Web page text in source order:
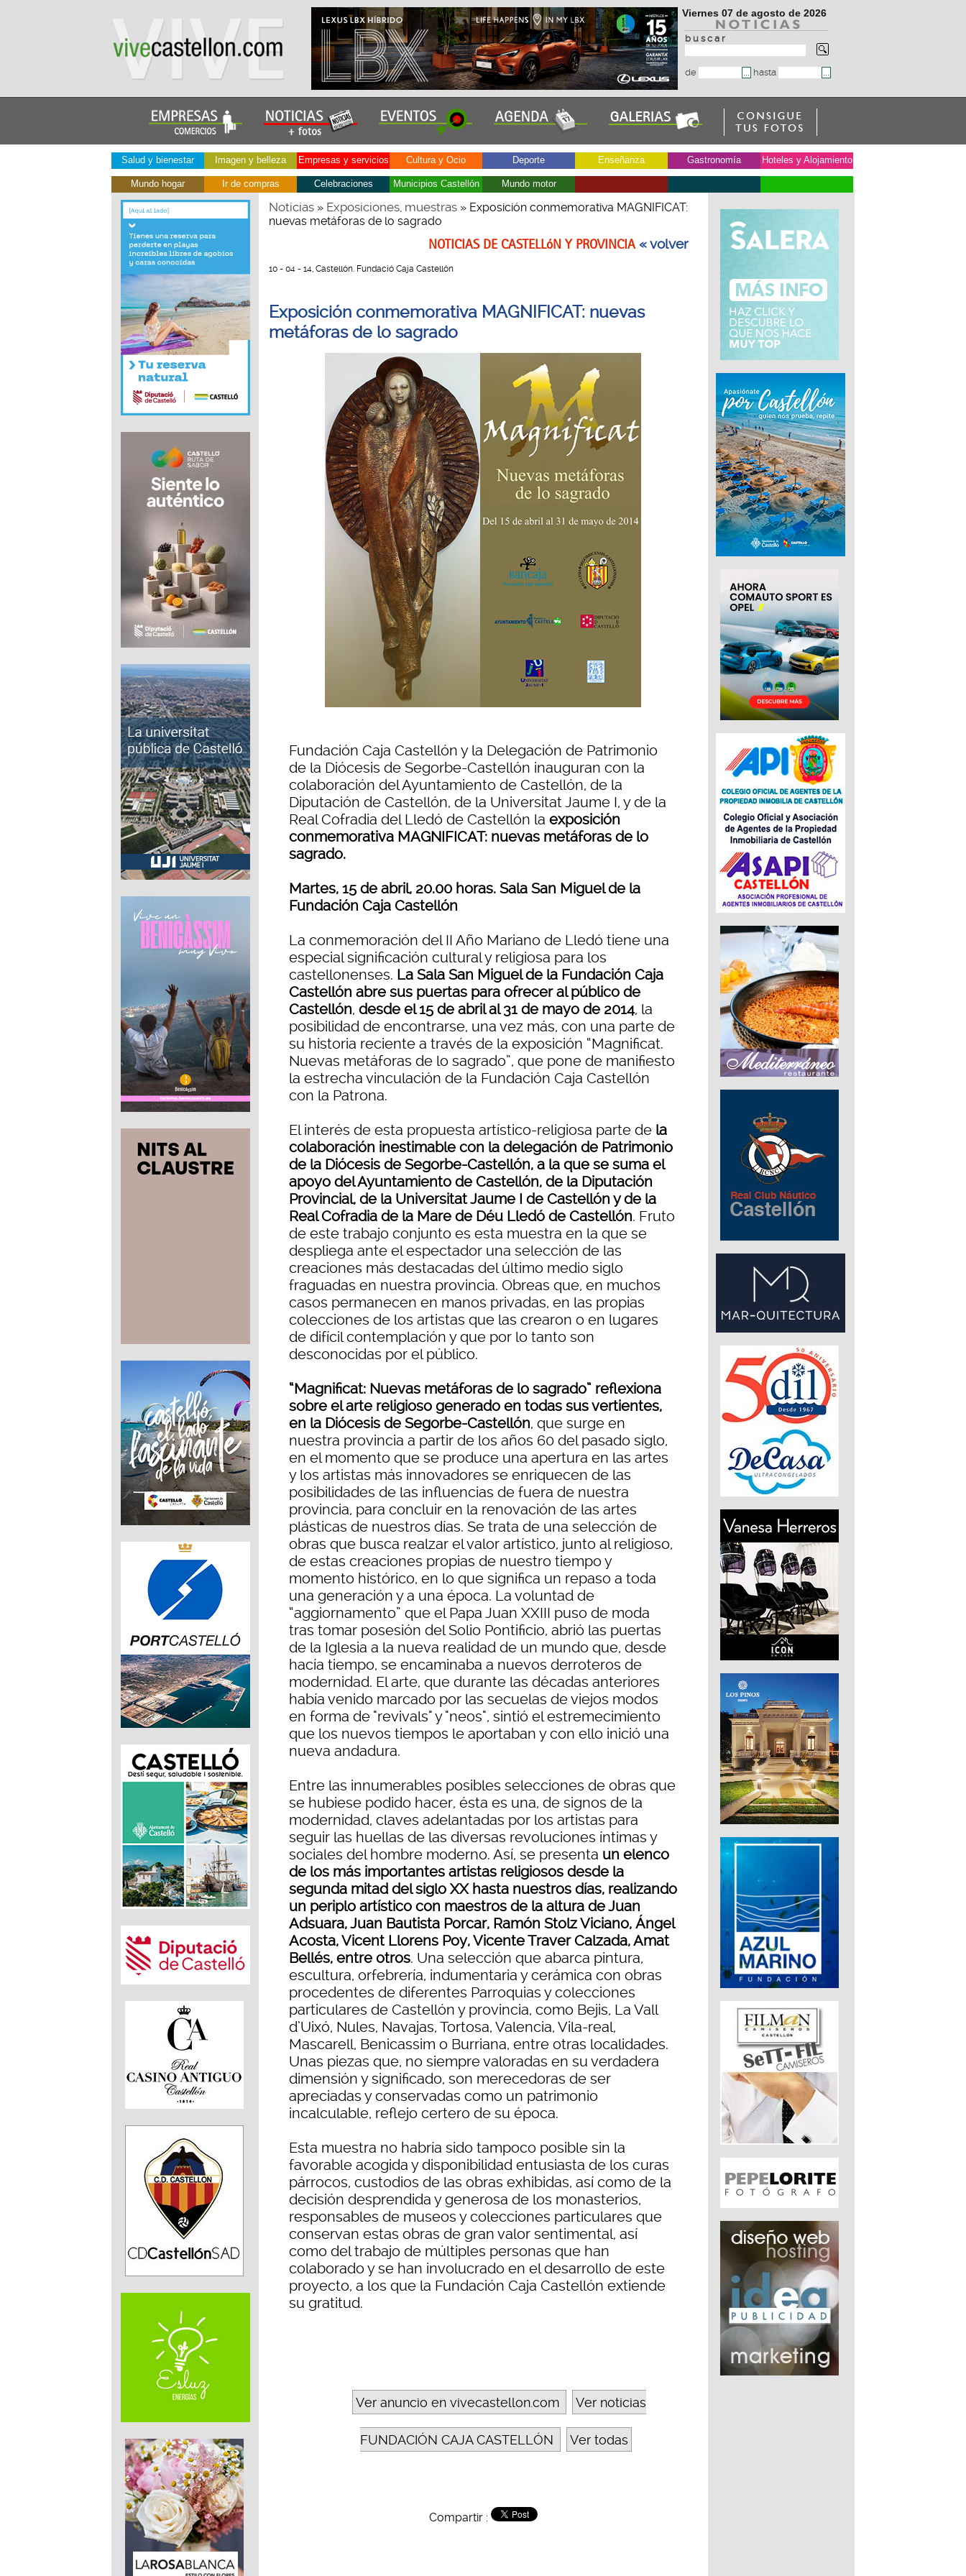
Viernes 07 de agosto de 2026
b u s c a r
de hasta
Salud y bienestar Imagen y belleza Empresas y servicios Cultura y Ocio Deporte Enseñanza Gastronomía Hoteles y Alojamiento
Mundo hogar Ir de compras Celebraciones Municipios Castellón Mundo motor
Noticias» Exposiciones, muestras» Exposición conmemorativa MAGNIFICAT:
nuevas metáforas de lo sagrado
NOTICIAS DE CASTELLóN Y PROVINCIA« volver
10 - 04 - 14, Castellón. Fundació Caja Castellón
Exposición conmemorativa MAGNIFICAT: nuevas
metáforas de lo sagrado
Fundación Caja Castellón y la Delegación de Patrimonio
de la Diócesis de Segorbe-Castellón inauguran con la
colaboración del Ayuntamiento de Castellón, de la
Diputación de Castellón, de la Universitat Jaume I, y de la
Real Cofradia del Lledó de Castellón la exposición
conmemorativa MAGNIFICAT: nuevas metáforas de lo
sagrado.
Martes, 15 de abril, 20.00 horas. Sala San Miguel de la
Fundación Caja Castellón
La conmemoración del II Año Mariano de Lledó tiene una
especial significación cultural y religiosa para los
castellonenses. La Sala San Miguel de la Fundación Caja
Castellón abre sus puertas para ofrecer al público de
Castellón, desde el 15 de abril al 31 de mayo de 2014, la
posibilidad de encontrarse, una vez más, con una parte de
su historia reciente a través de la exposición “Magnificat.
Nuevas metáforas de lo sagrado”, que pone de manifiesto
la estrecha vinculación de la Fundación Caja Castellón
con la Patrona.
El interés de esta propuesta artístico-religiosa parte de la
colaboración inestimable con la delegación de Patrimonio
de la Diócesis de Segorbe-Castellón, a la que se suma el
apoyo del Ayuntamiento de Castellón, de la Diputación
Provincial, de la Universitat Jaume I de Castellón y de la
Real Cofradia de la Mare de Déu Lledó de Castellón. Fruto
de este trabajo conjunto es esta muestra en la que se
despliega ante el espectador una selección de las
creaciones más destacadas del último medio siglo
fraguadas en nuestra provincia. Obreas que, en muchos
casos permanecen en manos privadas, en las propias
colecciones de los artistas que las crearon o en lugares
de difícil contemplación y que por lo tanto son
desconocidas por el público.
“Magnificat: Nuevas metáforas de lo sagrado” reflexiona
sobre el arte religioso generado en todas sus vertientes,
en la Diócesis de Segorbe-Castellón, que surge en
nuestra provincia a partir de los años 60 del pasado siglo,
en el momento que se produce una apertura en las artes
y los artistas más innovadores se enriquecen de las
posibilidades de las influencias de fuera de nuestra
provincia, para concluir en la renovación de las artes
plásticas de nuestros días. Se trata de una selección de
obras que busca realzar el valor artístico, junto al religioso,
de estas creaciones propias de nuestro tiempo y
momento histórico, en lo que significa un repaso a toda
una generación y a una época. La voluntad de
“aggiornamento” que el Papa Juan XXIII puso de moda
tras tomar posesión del Solio Pontificio, abrió las puertas
de la Iglesia a la nueva realidad de un mundo que, desde
hacía tiempo, se encaminaba a nuevos derroteros de
modernidad. El arte, que durante las décadas anteriores
había venido marcado por las secuelas de viejos modos
en forma de "revivals" y "neos", sintió el estremecimiento
que los nuevos tiempos le aportaban y con ello inició una
nueva andadura.
Entre las innumerables posibles selecciones de obras que
se hubiese podido hacer, ésta es una, de signos de la
modernidad, claves adelantadas por los artistas para
seguir las huellas de las diversas revoluciones íntimas y
sociales del hombre moderno. Así, se presenta un elenco
de los más importantes artistas religiosos desde la
segunda mitad del siglo XX hasta nuestros días, realizando
un periplo artístico con maestros de la altura de Juan
Adsuara, Juan Bautista Porcar, Ramón Stolz Viciano, Ángel
Acosta, Vicent Llorens Poy, Vicente Traver Calzada, Amat
Bellés, entre otros. Una selección que abarca pintura,
escultura, orfebrería, indumentaria y cerámica con obras
procedentes de diferentes Parroquias y colecciones
particulares de Castellón y provincia, como Bejis, La Vall
d’Uixó, Nules, Navajas, Tortosa, Valencia, Vila-real,
Mascarell, Benicassim o Burriana, entre otras localidades.
Unas piezas que, no siempre valoradas en su verdadera
dimensión y significado, son merecedoras de ser
apreciadas y conservadas como un patrimonio
incalculable, reflejo certero de su época.
Esta muestra no habría sido tampoco posible sin la
favorable acogida y disponibilidad entusiasta de los curas
párrocos, custodios de las obras exhibidas, así como de la
decisión desprendida y generosa de los monasterios,
responsables de museos y colecciones particulares que
conservan estas obras de gran valor sentimental, así
como del trabajo de múltiples personas que han
colaborado y se han involucrado en el desarrollo de este
proyecto, a los que la Fundación Caja Castellón extiende
su gratitud.
Ver anuncio en vivecastellon.com Ver noticias
FUNDACIÓN CAJA CASTELLÓN Ver todas
Compartir :